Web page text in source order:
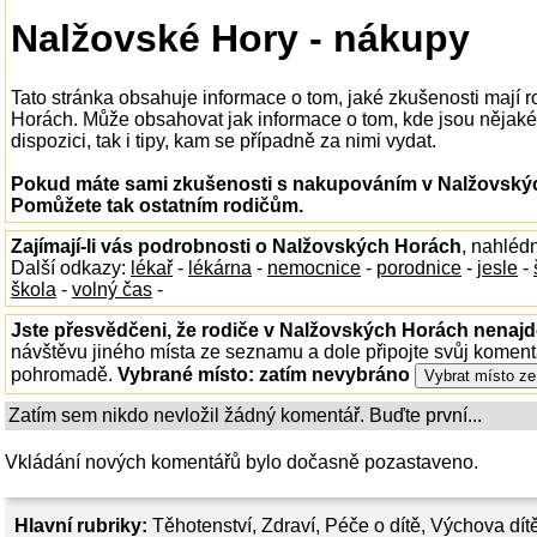
Hlavní rubriky: Těhotenství, Zdraví, Péče o dítě, Výchova
Nalžovské Hory - nákupy
Tato stránka obsahuje informace o tom, jaké zkušenosti mají
Horách. Může obsahovat jak informace o tom, kde jsou
dispozici, tak i tipy, kam se případně za nimi vydat.
Pokud máte sami zkušenosti s nakupováním v
Pomůžete tak ostatním rodičům.
Zajímají-li vás podrobnosti o Nalžovských Horách,
Další odkazy: lékař - lékárna - nemocnice - porodnice - jesle -
škola - volný čas -
Jste přesvědčeni, že rodiče v Nalžovských Horách
návštěvu jiného místa ze seznamu a dole připojte svůj
pohromadě. Vybrané místo: zatím nevybráno
Zatím sem nikdo nevložil žádný komentář. Buďte první...
Vkládání nových komentářů bylo dočasně pozastaveno.